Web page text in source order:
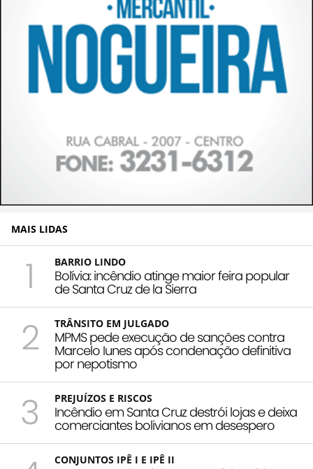
MAIS LIDAS
1 BARRIO LINDO
Bolívia: incêndio atinge maior feira popular
de Santa Cruz de la Sierra
2 TRÂNSITO EM JULGADO
MPMS pede execução de sanções contra
Marcelo Iunes após condenação definitiva
por nepotismo
3 PREJUÍZOS E RISCOS
Incêndio em Santa Cruz destrói lojas e deixa
comerciantes bolivianos em desespero
CONJUNTOS IPÊ I E IPÊ II